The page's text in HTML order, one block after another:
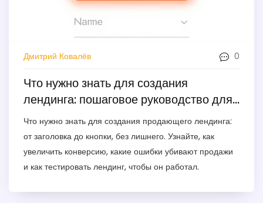
Дмитрий Ковалёв 0
Что нужно знать для создания
лендинга: пошаговое руководство для
начинающих
Что нужно знать для создания продающего лендинга:
от заголовка до кнопки, без лишнего. Узнайте, как
увеличить конверсию, какие ошибки убивают продажи
и как тестировать лендинг, чтобы он работал.